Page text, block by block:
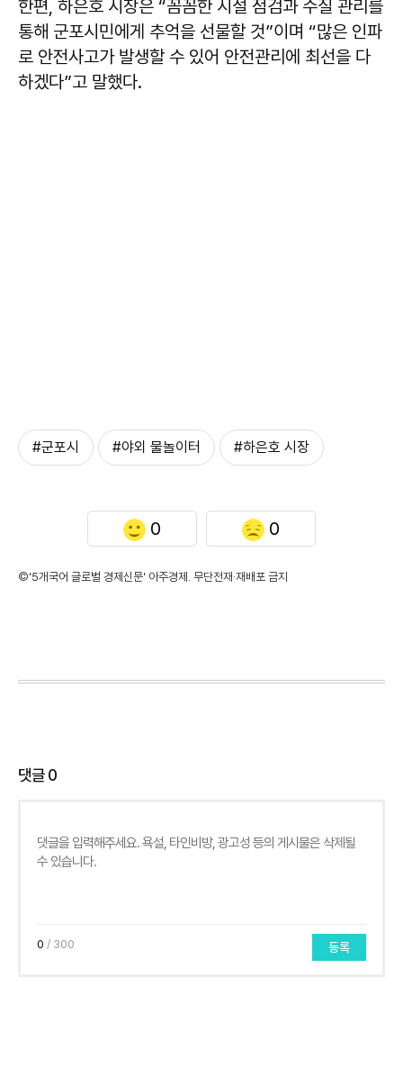
한편, 하은호 시장은 “꼼꼼한 시설 점검과 수질 관리를
통해 군포시민에게 추억을 선물할 것”이며 “많은 인파
로 안전사고가 발생할 수 있어 안전관리에 최선을 다
하겠다”고 말했다.
#군포시 #야외 물놀이터 #하은호 시장
0 0
©'5개국어 글로벌 경제신문' 아주경제. 무단전재·재배포 금지
댓글0
0 / 300 등록